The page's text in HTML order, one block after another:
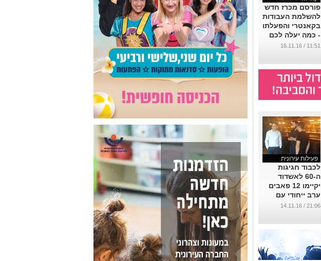
פורסם מכרז חדש
להשלמת העבודות
בקאנטרי והפעלתו
- כמה יעלה לכם
המנוי המשפחתי?
11:51 / 16.11.16
פעילות עירונית
לכבוד חגיגות
ה-60 לאשדוד
יקיימו 12 פאבים
ערב ייחודי עם
הנחות לבליינים
21:06 / 14.11.16